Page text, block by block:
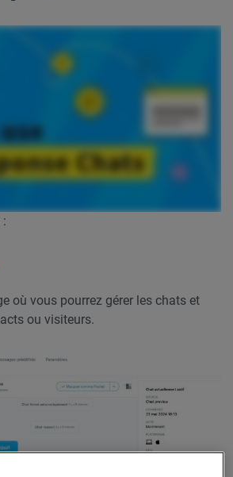
où vous pourrez gérer les chats et
ou visiteurs.